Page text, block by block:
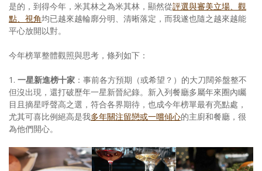
活動實況記錄
訂閱電子報
是的，到得今年，米其林之為米其林，顯然從評選與審美立場、觀
點、視角均已越來越輪廓分明、清晰落定，而我遂也隨之越來越能
平心放開以對。
今年榜單整體觀照與思考，條列如下：
1. 一星新進榜十家 ：事前各方預期（或希望？）的大刀闊斧盤整不
但沒出現，還打破歷年一星新晉紀錄。新入列餐廳多屬年來圈內矚
目且摘星呼聲高之選，符合各界期待，也成今年榜單最有亮點處，
尤其可喜比例絕高是我多年關注留戀或一嚐傾心的主廚和餐廳，很
為他們開心。